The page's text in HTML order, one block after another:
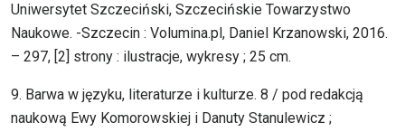
Uniwersytet Szczeciński, Szczecińskie Towarzystwo
Naukowe. -Szczecin : Volumina.pl, Daniel Krzanowski, 2016.
– 297, [2] strony : ilustracje, wykresy ; 25 cm.
9. Barwa w języku, literaturze i kulturze. 8 / pod redakcją
naukową Ewy Komorowskiej i Danuty Stanulewicz ;